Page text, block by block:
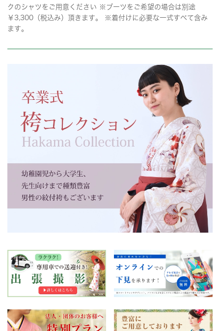
クのシャツをご用意ください ※ブーツをご希望の場合は別途
￥3,300（税込み）頂きます。 ※着付けに必要な一式すべて含み
ます。